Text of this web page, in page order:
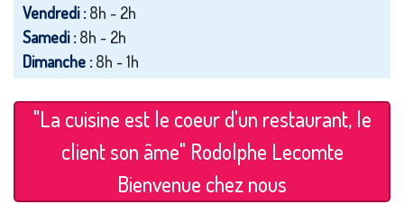
Vendredi :8h - 2h
Samedi :8h - 2h
Dimanche :8h - 1h
"La cuisine est le coeur d'un restaurant, le
client son âme" Rodolphe Lecomte
Bienvenue chez nous